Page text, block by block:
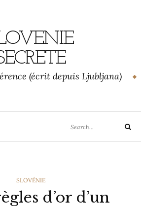
(écrit depuis Ljubljana)
for:
Search
CATEGORIES
SLOVÉNIE
d’or d’un